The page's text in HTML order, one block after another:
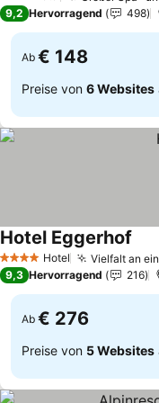
9,2 Hervorragend 498
Ab € 148
Preise von 6 Websites
4 Sterne Hotel Vielfalt an
Hotel Eggerhof
9,3 Hervorragend 216
Ab € 276
Preise von 5 Websites